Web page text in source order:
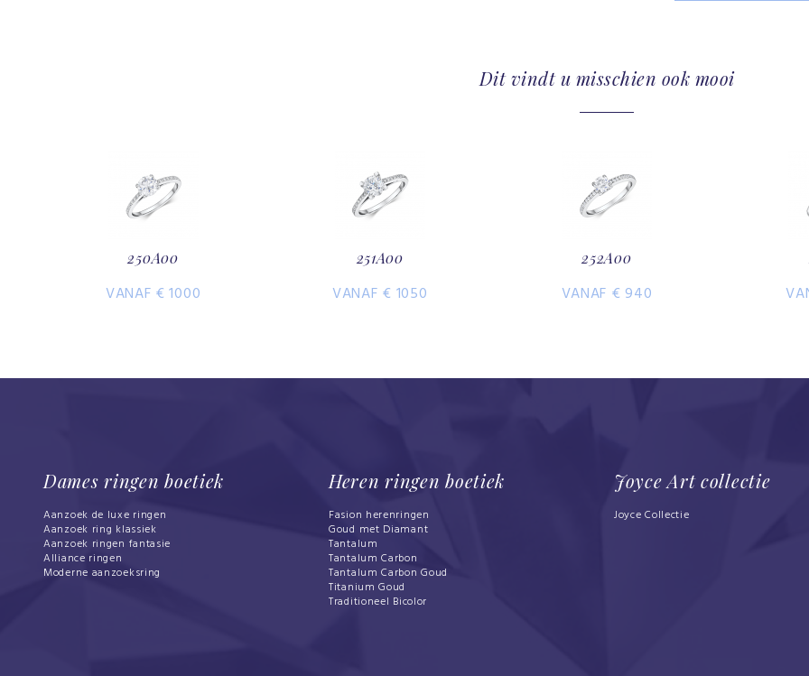
Dit vindt u misschien ook mooi
250A00
VANAF € 1000
251A00
VANAF € 1050
252A00
VANAF € 940
Dames ringen boetiek
Aanzoek de luxe ringen
Aanzoek ring klassiek
Aanzoek ringen fantasie
Alliance ringen
Moderne aanzoeksring
Heren ringen boetiek
Fasion herenringen
Goud met Diamant
Tantalum
Tantalum Carbon
Tantalum Carbon Goud
Titanium Goud
Traditioneel Bicolor
Joyce Art collectie
Joyce Collectie